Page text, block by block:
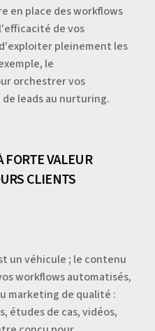
en place des workflows
de vos
pleinement les
le
orchestrer vos
leads au nurturing.
FORTE VALEUR
CLIENTS
un véhicule ; le contenu
workflows automatisés,
marketing de qualité :
études de cas, vidéos,